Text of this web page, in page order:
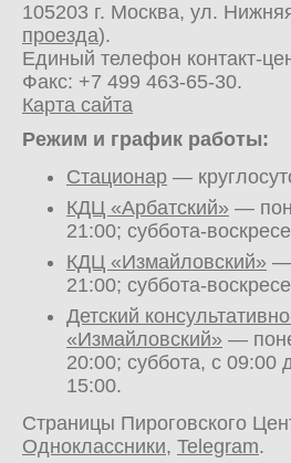
105203 г. Москва, ул.
проезда).
Единый телефон контакт-
Факс: +7 499 463-65-30.
Карта сайта
Режим и график работы:
Стационар —
КДЦ «Арбатский» —
21:00; суббота-
КДЦ «Измайловский» —
21:00; суббота-
Детский
«Измайловский» —
20:00; суббота, с 09:00
15:00.
Страницы Пироговского
Одноклассники, Telegram.